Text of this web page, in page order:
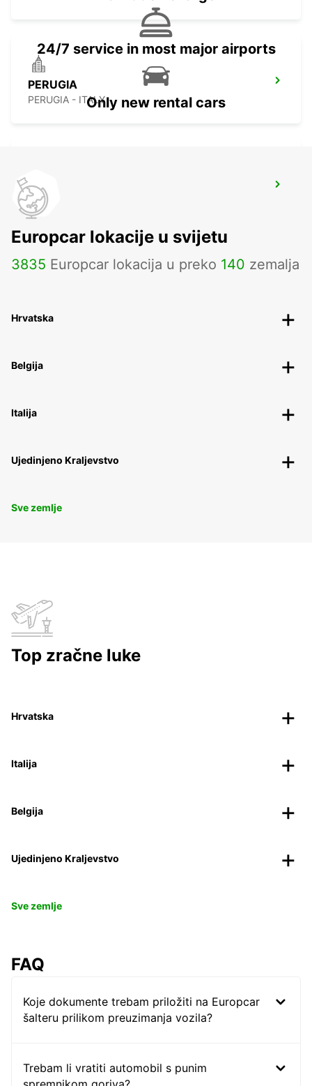
PERUGIA
PERUGIA - ITALY
RIMINI
RIMINI - ITALY
24/7 service in most major airports
Only new rental cars
Europcar lokacije u svijetu
3835 Europcar lokacija u preko 140 zemalja
Hrvatska
Belgija
Italija
Ujedinjeno Kraljevstvo
Sve zemlje
Top zračne luke
Hrvatska
Italija
Belgija
Ujedinjeno Kraljevstvo
Sve zemlje
FAQ
Koje dokumente trebam priložiti na Europcar
šalteru prilikom preuzimanja vozila?
Trebam li vratiti automobil s punim